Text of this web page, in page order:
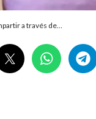
a través de…